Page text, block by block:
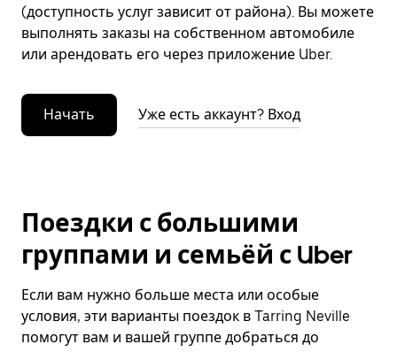
(доступность услуг зависит от района). Вы можете
выполнять заказы на собственном автомобиле
или арендовать его через приложение Uber.
Начать Уже есть аккаунт? Вход
Поездки с большими
группами и семьёй с Uber
Если вам нужно больше места или особые
условия, эти варианты поездок в Tarring Neville
помогут вам и вашей группе добраться до